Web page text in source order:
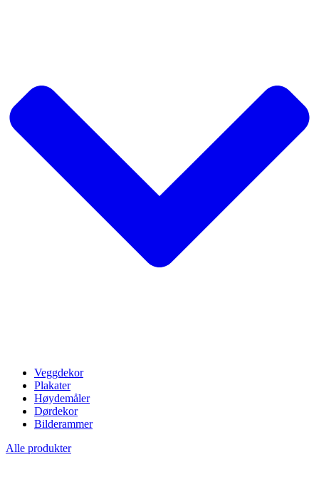
Veggdekor
Plakater
Høydemåler
Dørdekor
Bilderammer
Alle produkter